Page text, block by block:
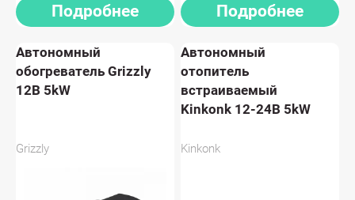
Подробнее Подробнее
Автономный
обогреватель Grizzly
12В 5kW
Grizzly
Автономный
отопитель
встраиваемый
Kinkonk 12-24В 5kW
Kinkonk